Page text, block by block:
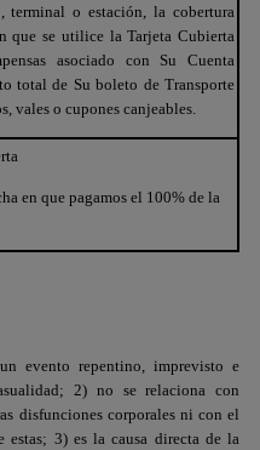
terminal o estación, la cobertura
que se utilice la Tarjeta Cubierta
asociado con Su Cuenta
total de Su boleto de Transporte
vales o cupones canjeables.
en que pagamos el 100% de la
evento repentino, imprevisto e
2) no se relaciona con
disfunciones corporales ni con el
3) es la causa directa de la